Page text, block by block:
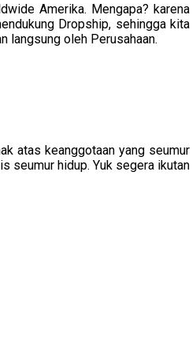
Amerika. Mengapa? karena
Dropship, sehingga kita
langsung oleh Perusahaan.
atas keanggotaan yang seumur
seumur hidup. Yuk segera ikutan